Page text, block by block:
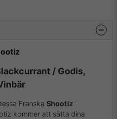
/ Godis,
Franska Shootiz-
kommer att sätta dina